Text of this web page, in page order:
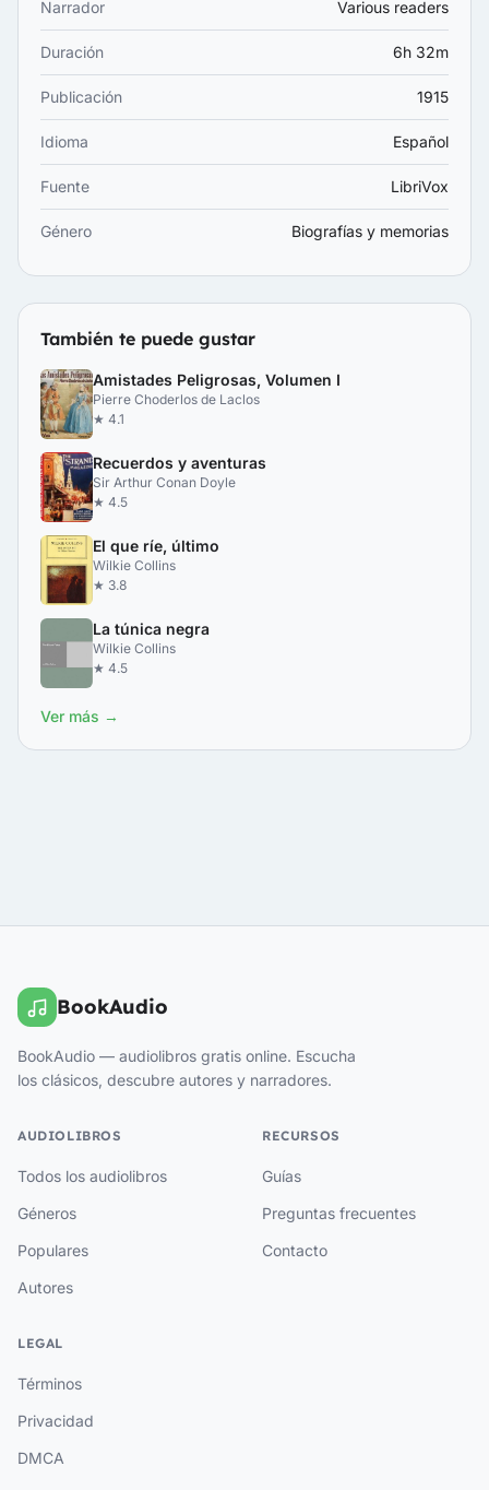
Narrador Various readers
Duración 6h 32m
Publicación 1915
Idioma Español
Fuente LibriVox
Género Biografías y memorias
También te puede gustar
Amistades Peligrosas, Volumen I
Pierre Choderlos de Laclos
★ 4.1
Recuerdos y aventuras
Sir Arthur Conan Doyle
★ 4.5
El que ríe, último
Wilkie Collins
★ 3.8
La túnica negra
Wilkie Collins
★ 4.5
Ver más →
BookAudio
BookAudio — audiolibros gratis online. Escucha
los clásicos, descubre autores y narradores.
AUDIOLIBROS
Todos los audiolibros
Géneros
Populares
Autores
RECURSOS
Guías
Preguntas frecuentes
Contacto
LEGAL
Términos
Privacidad
DMCA